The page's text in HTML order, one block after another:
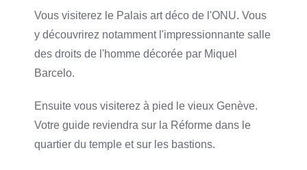
Vous visiterez le Palais art déco de l'ONU. Vous
y découvrirez notamment l'impressionnante salle
des droits de l'homme décorée par Miquel
Barcelo.
Ensuite vous visiterez à pied le vieux Genève.
Votre guide reviendra sur la Réforme dans le
quartier du temple et sur les bastions.